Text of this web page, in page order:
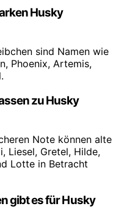
Husky
sind Namen wie
Phoenix, Artemis,
zu Husky
Note können alte
Liesel, Gretel, Hilde,
Lotte in Betracht
gibt es für Husky